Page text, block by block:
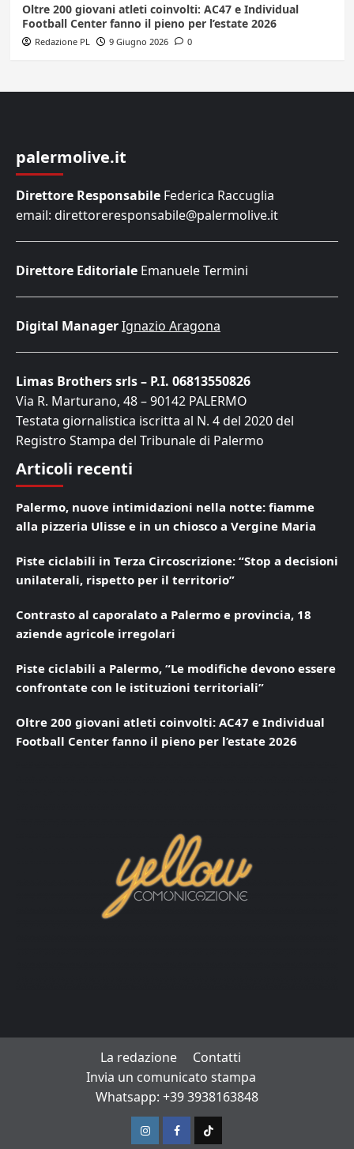
Oltre 200 giovani atleti coinvolti: AC47 e Individual
Football Center fanno il pieno per l’estate 2026
Redazione PL 9 Giugno 2026 0
palermolive.it
Direttore Responsabile Federica Raccuglia
email: direttoreresponsabile@palermolive.it
Direttore Editoriale Emanuele Termini
Digital ManagerIgnazio Aragona
Limas Brothers srls – P.I. 06813550826
Via R. Marturano, 48 – 90142 PALERMO
Testata giornalistica iscritta al N. 4 del 2020 del
Registro Stampa del Tribunale di Palermo
Articoli recenti
Palermo, nuove intimidazioni nella notte: fiamme
alla pizzeria Ulisse e in un chiosco a Vergine Maria
Piste ciclabili in Terza Circoscrizione: “Stop a decisioni
unilaterali, rispetto per il territorio”
Contrasto al caporalato a Palermo e provincia, 18
aziende agricole irregolari
Piste ciclabili a Palermo, “Le modifiche devono essere
confrontate con le istituzioni territoriali”
Oltre 200 giovani atleti coinvolti: AC47 e Individual
Football Center fanno il pieno per l’estate 2026
La redazione
Contatti
Invia un comunicato stampa
Whatsapp: +39 3938163848
InstagramFacebook
TikTok